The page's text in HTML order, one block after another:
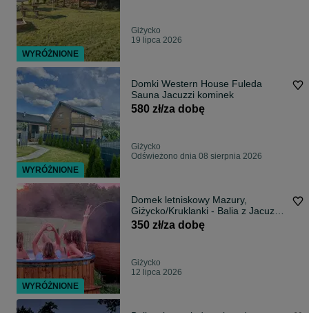
Giżycko
19 lipca 2026
Domki Western House Fuleda
Sauna Jacuzzi kominek
580 zł/za dobę
Giżycko
Odświeżono dnia 08 sierpnia 2026
Domek letniskowy Mazury,
Giżycko/Kruklanki - Balia z Jacuzzi,
Internet WI-FI (Światłowód) las,
blisko jezioro. Faktura VAT 350 z
350 zł/za dobę
Giżycko
12 lipca 2026
WYRÓŻNIONE
WYRÓŻNIONE
WYRÓŻNIONE